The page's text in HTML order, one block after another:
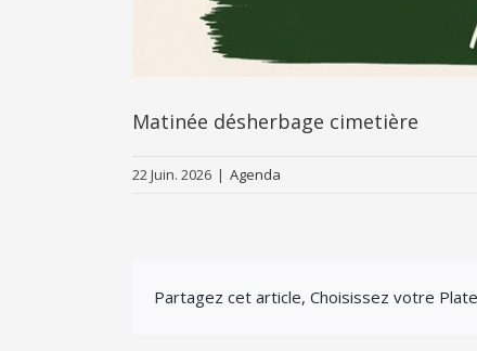
Matinée désherbage cimetière
22 Juin. 2026 | Agenda
Partagez cet article, Choisissez votre